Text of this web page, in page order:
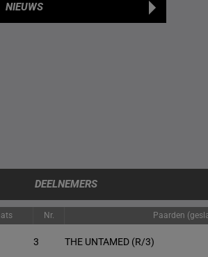
NIEUWS
DEELNEMERS
Nr. Paarden
3 THE UNTAMED (R/3)